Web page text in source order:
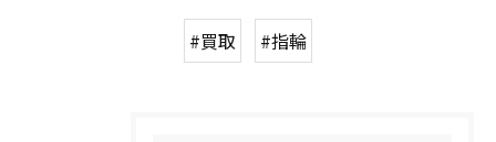
#買取 #指輪